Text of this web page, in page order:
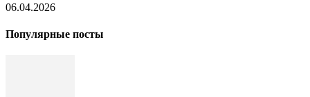
06.04.2026
Популярные посты